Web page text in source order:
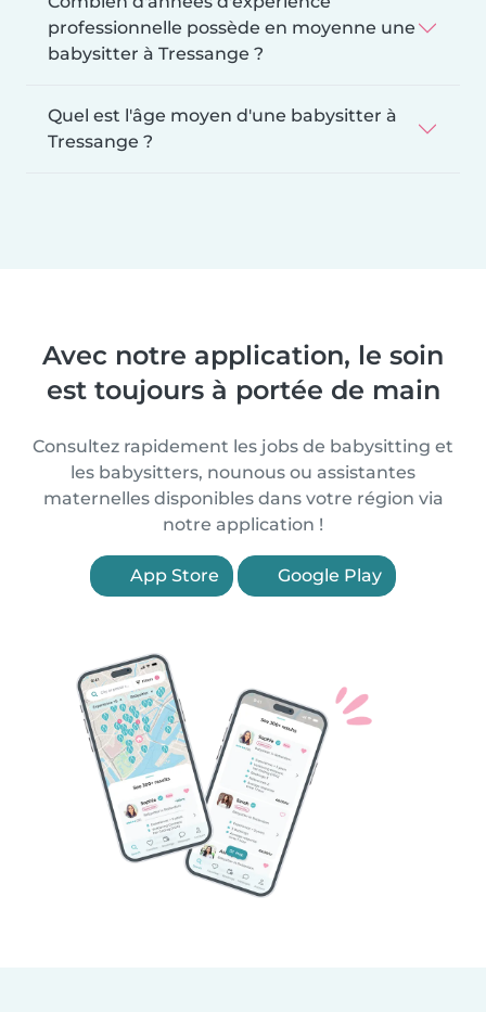
professionnelle possède en moyenne une
babysitter à Tressange ?
Quel est l'âge moyen d'une babysitter à
Tressange ?
Avec notre application, le soin
est toujours à portée de main
Consultez rapidement les jobs de babysitting et
les babysitters, nounous ou assistantes
maternelles disponibles dans votre région via
notre application !
App Store Google Play